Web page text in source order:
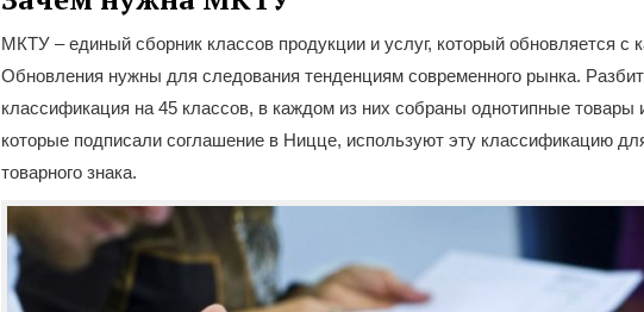
МКТУ – единый сборник классов продукции и услуг, который обновляется с
Обновления нужны для следования тенденциям современного рынка.
классификация на 45 классов, в каждом из них собраны однотипные товары
которые подписали соглашение в Ницце, используют эту классификацию
товарного знака.